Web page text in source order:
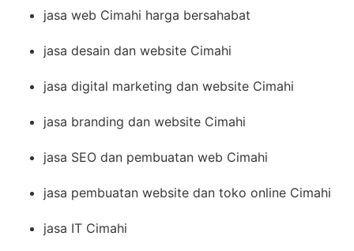
jasa web Cimahi harga bersahabat
jasa desain dan website Cimahi
jasa digital marketing dan website Cimahi
jasa branding dan website Cimahi
jasa SEO dan pembuatan web Cimahi
jasa pembuatan website dan toko online Cimahi
jasa IT Cimahi